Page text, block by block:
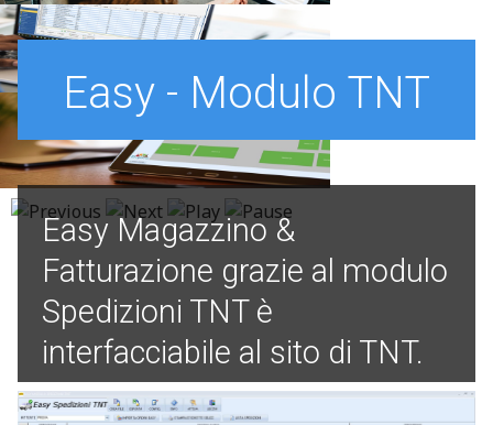
Easy - Modulo TNT
Easy Magazzino &
Fatturazione grazie al modulo
Spedizioni TNT è
interfacciabile al sito di TNT.